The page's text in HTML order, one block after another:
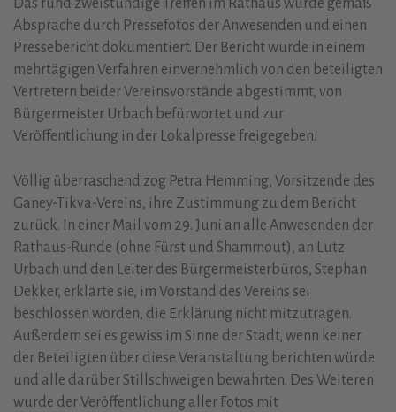
Das rund zweistündige Treffen im Rathaus wurde gemäß
Absprache durch Pressefotos der Anwesenden und einen
Pressebericht dokumentiert. Der Bericht wurde in einem
mehrtägigen Verfahren einvernehmlich von den beteiligten
Vertretern beider Vereinsvorstände abgestimmt, von
Bürgermeister Urbach befürwortet und zur
Veröffentlichung in der Lokalpresse freigegeben.
Völlig überraschend zog Petra Hemming, Vorsitzende des
Ganey-Tikva-Vereins, ihre Zustimmung zu dem Bericht
zurück. In einer Mail vom 29. Juni an alle Anwesenden der
Rathaus-Runde (ohne Fürst und Shammout), an Lutz
Urbach und den Leiter des Bürgermeisterbüros, Stephan
Dekker, erklärte sie, im Vorstand des Vereins sei
beschlossen worden, die Erklärung nicht mitzutragen.
Außerdem sei es gewiss im Sinne der Stadt, wenn keiner
der Beteiligten über diese Veranstaltung berichten würde
und alle darüber Stillschweigen bewahrten. Des Weiteren
wurde der Veröffentlichung aller Fotos mit